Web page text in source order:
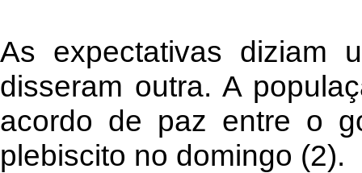
As expectativas diziam
disseram outra. A
acordo de paz entre o
plebiscito no domingo (2).